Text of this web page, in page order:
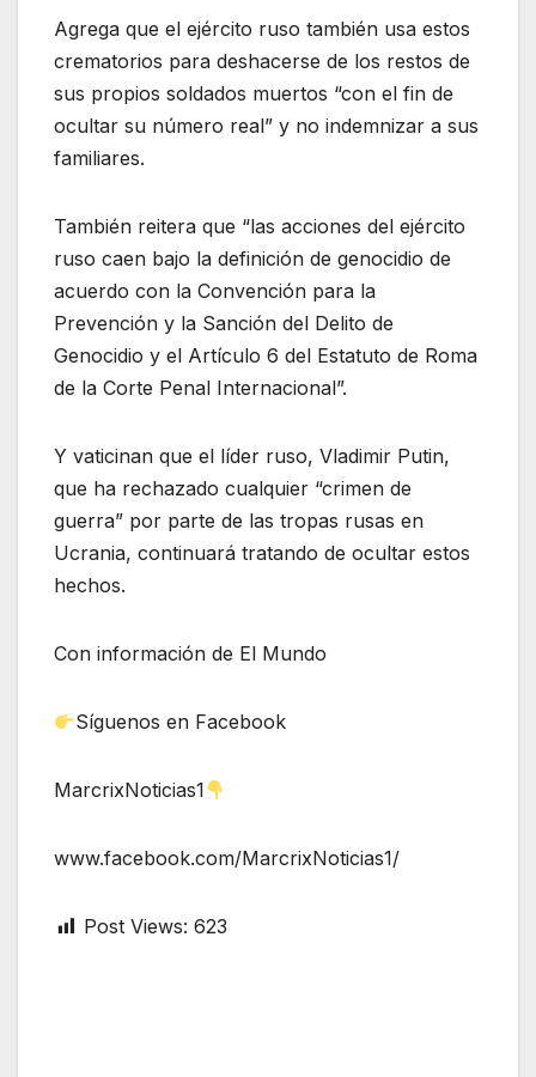
Agrega que el ejército ruso también usa estos
crematorios para deshacerse de los restos de
sus propios soldados muertos “con el fin de
ocultar su número real” y no indemnizar a sus
familiares.
También reitera que “las acciones del ejército
ruso caen bajo la definición de genocidio de
acuerdo con la Convención para la
Prevención y la Sanción del Delito de
Genocidio y el Artículo 6 del Estatuto de Roma
de la Corte Penal Internacional”.
Y vaticinan que el líder ruso, Vladimir Putin,
que ha rechazado cualquier “crimen de
guerra” por parte de las tropas rusas en
Ucrania, continuará tratando de ocultar estos
hechos.
Con información de El Mundo
Síguenos en Facebook
MarcrixNoticias1
www.facebook.com/MarcrixNoticias1/
Post Views: 623